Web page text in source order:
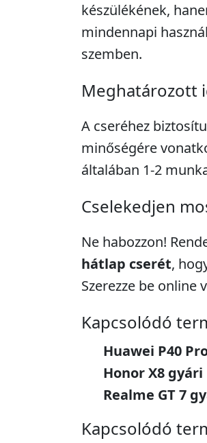
készülékének,
mindennapi
szemben.
Meghatározott
A cseréhez
minőségére
általában 1-2
Cselekedjen
Ne habozzon!
hátlap cserét,
Szerezze be online
Kapcsolódó
Huawei P40
Honor X8
Realme GT 7
Kapcsolódó